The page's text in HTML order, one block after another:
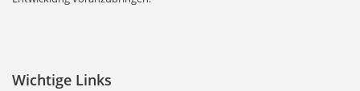
Wichtige Links